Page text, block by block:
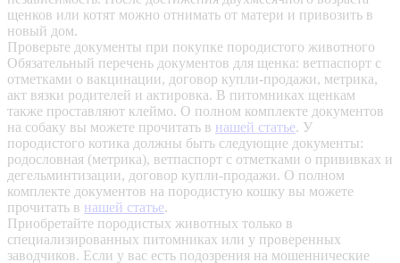
щенков или котят можно отнимать от матери и привозить в
новый дом.
Проверьте документы при покупке породистого животного
Обязательный перечень документов для щенка: ветпаспорт с
отметками о вакцинации, договор купли-продажи, метрика,
акт вязки родителей и актировка. В питомниках щенкам
также проставляют клеймо. О полном комплекте документов
на собаку вы можете прочитать в нашей статье. У
породистого котика должны быть следующие документы:
родословная (метрика), ветпаспорт с отметками о прививках и
дегельминтизации, договор купли-продажи. О полном
комплекте документов на породистую кошку вы можете
прочитать в нашей статье.
Приобретайте породистых животных только в
специализированных питомниках или у проверенных
заводчиков. Если у вас есть подозрения на мошеннические